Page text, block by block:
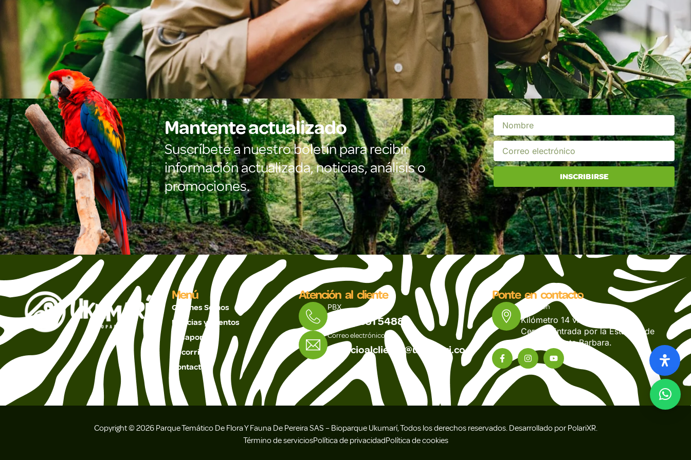
Mantente actualizado
Suscríbete a nuestro boletín para recibir
información actualizada, noticias, análisis o
promociones.
INSCRIBIRSE
Menú
Quienes Somos
Noticias y Eventos
Pasaportes
Recorridos
Contacto
Atención al cliente
PBX
(606) 351 5488
Correo electrónico
servicioalcliente@ukumari.co
Ponte en contacto
Dirección
Kilómetro 14 vía Pereira –
CerritosEntrada por la Estación de
Servicio Santa Barbara.
Copyright © 2026 Parque Temático De Flora Y Fauna De Pereira SAS – Bioparque Ukumarí, Todos los derechos reservados. Desarrollado por PolariXR.
Término de serviciosPolítica de privacidadPolítica de cookies